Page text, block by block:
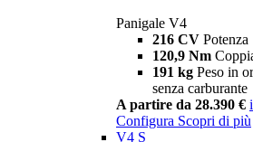
Panigale V4
216 CV Potenza
120,9 Nm
191 kg Peso in
senza carburante
A partire da 28.390 € i
Configura Scopri di più
V4 S